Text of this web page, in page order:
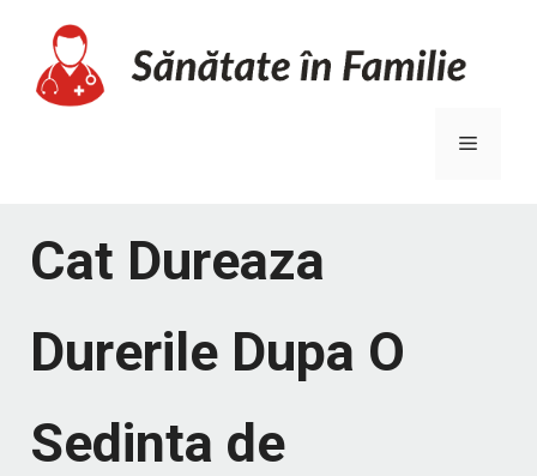
conținut
Meniu
Cat Dureaza
Durerile Dupa O
Sedinta de